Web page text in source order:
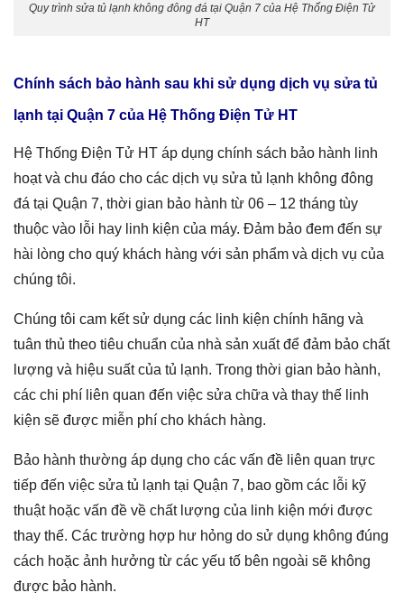
Quy trình sửa tủ lạnh không đông đá tại Quận 7 của Hệ Thống Điện Tử
HT
Chính sách bảo hành sau khi sử dụng dịch vụ sửa tủ
lạnh tại Quận 7 của Hệ Thống Điện Tử HT
Hệ Thống Điện Tử HT áp dụng chính sách bảo hành linh
hoạt và chu đáo cho các dịch vụ sửa tủ lạnh không đông
đá tại Quận 7, thời gian bảo hành từ 06 – 12 tháng tùy
thuộc vào lỗi hay linh kiện của máy. Đảm bảo đem đến sự
hài lòng cho quý khách hàng với sản phẩm và dịch vụ của
chúng tôi.
Chúng tôi cam kết sử dụng các linh kiện chính hãng và
tuân thủ theo tiêu chuẩn của nhà sản xuất để đảm bảo chất
lượng và hiệu suất của tủ lạnh. Trong thời gian bảo hành,
các chi phí liên quan đến việc sửa chữa và thay thế linh
kiện sẽ được miễn phí cho khách hàng.
Bảo hành thường áp dụng cho các vấn đề liên quan trực
tiếp đến việc sửa tủ lạnh tại Quận 7, bao gồm các lỗi kỹ
thuật hoặc vấn đề về chất lượng của linh kiện mới được
thay thế. Các trường hợp hư hỏng do sử dụng không đúng
cách hoặc ảnh hưởng từ các yếu tố bên ngoài sẽ không
được bảo hành.